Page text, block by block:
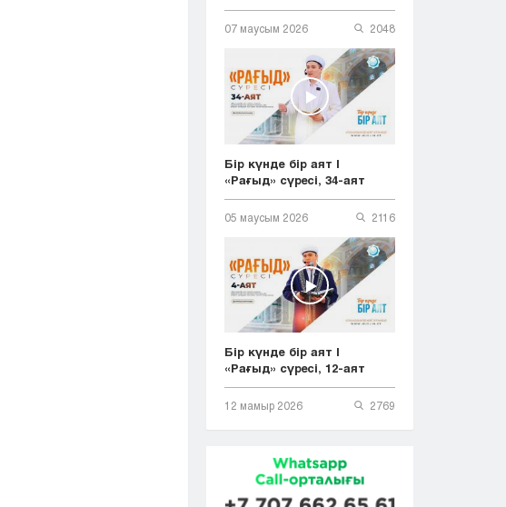
07 маусым 2026 2048
Бір күнде бір аят |
«Рағыд» сүресі, 34-аят
05 маусым 2026 2116
Бір күнде бір аят |
«Рағыд» сүресі, 12-аят
12 мамыр 2026 2769